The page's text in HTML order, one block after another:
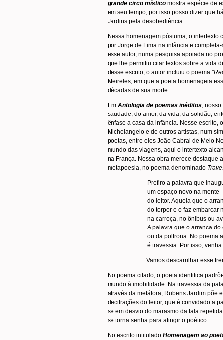
grande circo místico mostra espécie de
em seu tempo, por isso posso dizer que
Jardins pela desobediência.
Nessa homenagem póstuma, o intertexto
por Jorge de Lima na infância e
esse autor, numa pesquisa apoiada no
que lhe permitiu citar textos sobre a vida
desse escrito, o autor incluiu o poema
Meireles, em que a poeta homenageia
décadas de sua morte.
Em Antologia de poemas inéditos, nosso
saudade, do amor, da vida, da solidão;
ênfase a casa da infância. Nesse escrito,
Michelangelo e de outros artistas, num
poetas, entre eles João Cabral de Melo
mundo das viagens, aqui o intertexto
na França. Nessa obra merece destaque
metapoesia, no poema denominado
Prefiro a palavra que
um espaço novo na mente
do leitor. Aquela que o
do torpor e o faz embarcar
na carroça, no ônibus ou
A palavra que o arranca do
ou da poltrona. No poema
é travessia. Por isso,
Vamos descarrilhar esse
No poema citado, o poeta identifica
mundo à imobilidade. Na travessia da
através da metáfora, Rubens Jardim põe
decifrações do leitor, que é convidado a
se em desvio do marasmo da fala
se torna senha para atingir o poético.
No escrito intitulado Homenagem ao